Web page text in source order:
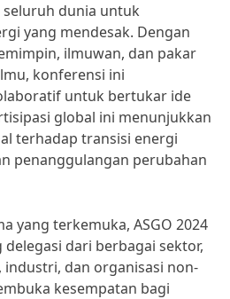
dunia untuk
yang mendesak. Dengan
ilmuwan, dan pakar
konferensi ini
untuk bertukar ide
global ini menunjukkan
terhadap transisi energi
penanggulangan perubahan
yang terkemuka, ASGO 2024
dari berbagai sektor,
dan organisasi non-
kesempatan bagi